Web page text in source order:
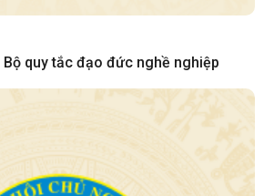
Bộ quy tắc đạo đức nghề nghiệp